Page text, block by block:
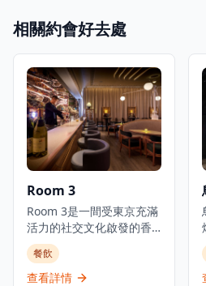
相關約會好去處
Room 3
Room 3是一間受東京充滿
活力的社交文化啟發的香
港都市美食酒吧，提供日
式小食以及豐富的葡萄
酒、威士忌、優質清酒和
餐飲
查看詳情